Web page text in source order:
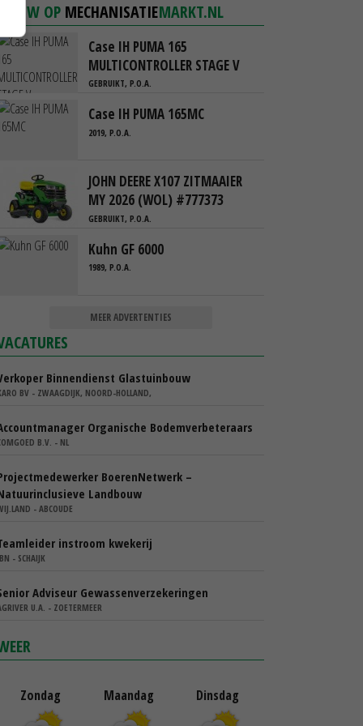
NIEUW OP MECHANISATIEMARKT.NL
Case IH PUMA 165
MULTICONTROLLER STAGE V
GEBRUIKT, P.O.A.
Case IH PUMA 165MC
2019, P.O.A.
JOHN DEERE X107 ZITMAAIER
MY 2026 (WOL) #777373
GEBRUIKT, P.O.A.
Kuhn GF 6000
1989, P.O.A.
MEER ADVERTENTIES
Binnendienst Glastuinbouw
BV - ZWAAGDIJK, NOORD-HOLLAND,
Organische Bodemverbeteraars
B.V. - NL
BoerenNetwerk –
Landbouw
- ABCOUDE
instroom kwekerij
- SCHAIJK
Adviseur Gewassenverzekeringen
U.A. - ZOETERMEER
Zondag Maandag Dinsdag